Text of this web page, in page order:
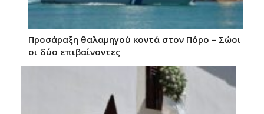
Προσάραξη θαλαμηγού κοντά στον Πόρο – Σώοι
οι δύο επιβαίνοντες